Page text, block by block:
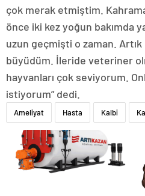
çok merak etmiştim.
önce iki kez yoğun bakımda
uzun geçmişti o zaman.
büyüdüm. İleride veteriner
hayvanları çok seviyorum.
istiyorum” dedi.
Ameliyat Hasta Kalbi